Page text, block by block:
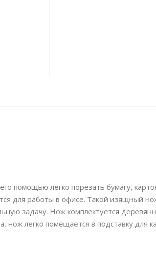
помощью легко порезать бумагу,
для работы в офисе. Такой изящный
задачу. Нож комплектуется
нож легко помещается в подставку для